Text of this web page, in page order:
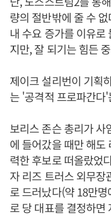
량의 절반밖에 줄 수
내 수요 증가를 이유로
지만, 잘 되기는 힘든
제이크 설리번이 기획
는 '공격적 프로파간다
보리스 존슨 총리가 사
에 들어갔을 때만 해도
력한 후보로 떠올랐었
자 리즈 트러스 외무장
로 드러났다(약 18만
로 당 대표를 결정하면